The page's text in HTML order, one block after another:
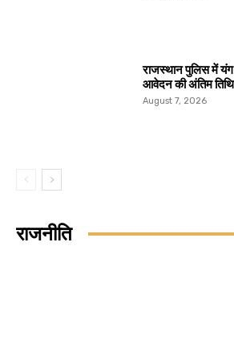
राजस्थान पुलिस में
आवेदन की अंतिम तिथि
August 7, 2026
राजनीति